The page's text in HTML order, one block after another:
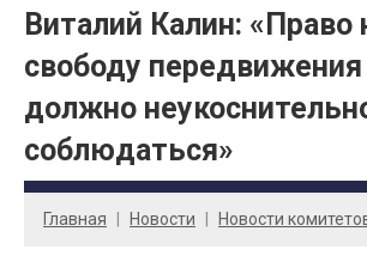
Виталий Калин: «Право
свободу
должно
соблюдаться»
Главная Новости Новости